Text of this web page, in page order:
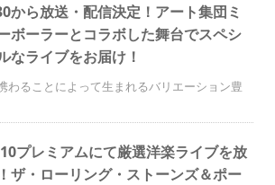
から放送・配信決定！アート集団ミ
ボーラーとコラボした舞台でスペシ
なライブをお届け！
わることによって生まれるバリエーション豊
プレミアムにて厳選洋楽ライブを放
ザ・ローリング・ストーンズ＆ポー